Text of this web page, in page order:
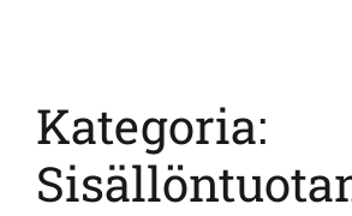
Kategoria: